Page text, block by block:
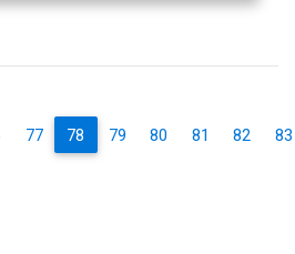
77 78 79 80 81 82 83